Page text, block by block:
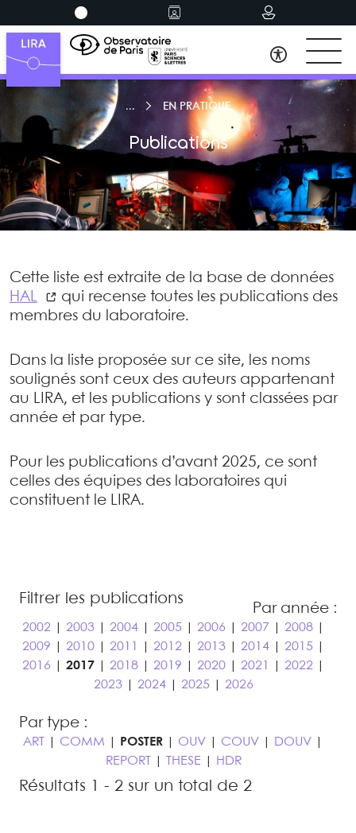
EN PRATIQUE
Publications
Cette liste est extraite de la base de données
HAL
qui recense toutes les publications des
membres du laboratoire.
Dans la liste proposée sur ce site, les noms
soulignés sont ceux des auteurs appartenant
au LIRA, et les publications y sont classées par
année et par type.
Pour les publications d’avant 2025, ce sont
celles des équipes des laboratoires qui
constituent le LIRA.
Filtrer les publications
Par année :
2002| 2003| 2004| 2005| 2006 2007 2008|
2009
2010| 2011 2012| 2013| 2014| 2015|
2016
2017| 2018| 2019 2020| 2021 2022|
2023| 2024| 2025| 2026
Par type :
ART COMM POSTER OUV COUV DOUV
REPORT
THESE HDR
Résultats 1 - 2 sur un total de 2